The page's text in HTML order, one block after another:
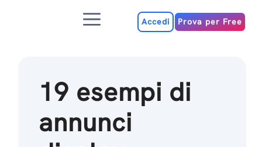
MenuAccedi Prova per Free
19 esempi di
annunci